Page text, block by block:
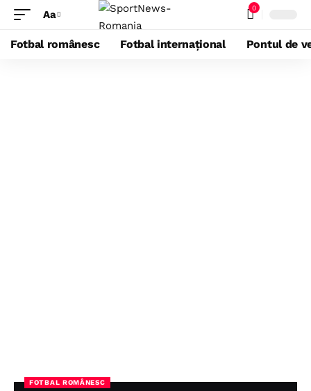
Aa 0
Fotbal românesc Fotbal internațional Pontul de
FOTBAL ROMÂNESC